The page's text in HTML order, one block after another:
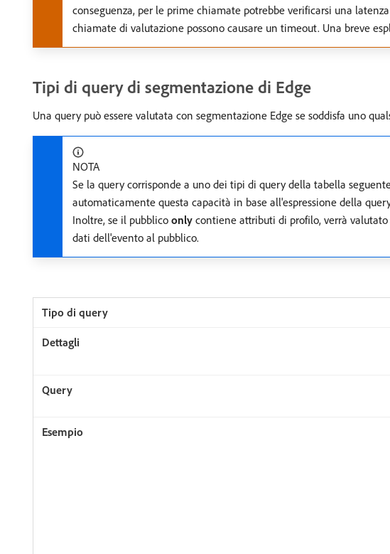
conseguenza, per le prime chiamate potrebbe verificarsi una
chiamate di valutazione possono causare un timeout. Una breve
Tipi di query di segmentazione di Edge
Una query può essere valutata con segmentazione Edge se soddisfa uno
NOTA
Se la query corrisponde a uno dei tipi di query della tabella
automaticamente questa capacità in base all'espressione della
Inoltre, se il pubblico only contiene attributi di profilo, verrà
dati dell'evento al pubblico.